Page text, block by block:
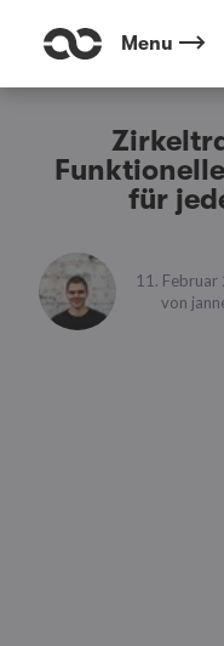
Menu
für
11. Februar
von